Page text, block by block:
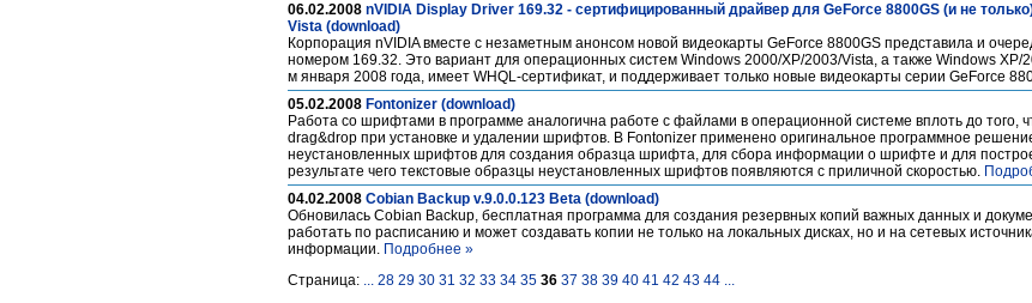
06.02.2008 nVIDIA Display Driver 169.32 - сертифицированный драйвер для GeForce 8800GS (и не
Vista (download)
Корпорация nVIDIA вместе с незаметным анонсом новой видеокарты GeForce 8800GS представила и
номером 169.32. Это вариант для операционных систем Windows 2000/ХР/2003/Vista, а также Windows XP/
м января 2008 года, имеет WHQL-сертификат, и поддерживает только новые видеокарты серии GeForce
05.02.2008 Fontonizer (download)
Работа со шрифтами в программе аналогична работе с файлами в операционной системе вплоть до того,
drag&drop при установке и удалении шрифтов. В Fontonizer применено оригинальное программное
неустановленных шрифтов для создания образца шрифта, для сбора информации о шрифте и для
результате чего текстовые образцы неустановленных шрифтов появляются с приличной скоростью.
04.02.2008 Cobian Backup v.9.0.0.123 Beta (download)
Обновилась Cobian Backup, бесплатная программа для создания резервных копий важных данных и
работать по расписанию и может создавать копии не только на локальных дисках, но и на сетевых
информации. Подробнее »
Страница: ... 28 29 30 31 32 33 34 35 36 37 38 39 40 41 42 43 44 ...